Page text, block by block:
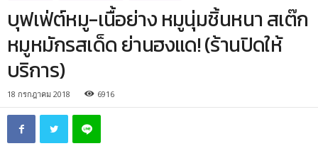
บุฟเฟ่ต์หมู-เนื้อย่าง หมูนุ่มชิ้นหนา สเต๊ก
หมูหมักรสเด็ด ย่านฮงแด! (ร้านปิดให้
บริการ)
18 กรกฎาคม 2018 6916